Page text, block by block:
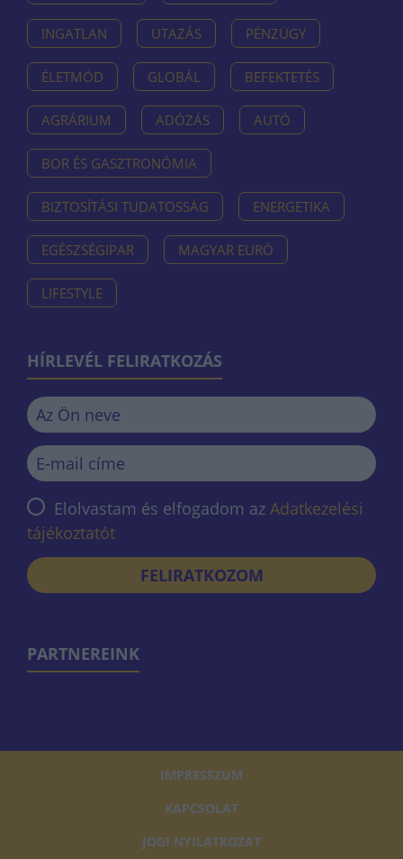
INGATLAN UTAZÁS PÉNZÜGY
ÉLETMÓD GLOBÁL BEFEKTETÉS
AGRÁRIUM ADÓZÁS AUTÓ
BOR ÉS GASZTRONÓMIA
BIZTOSÍTÁSI TUDATOSSÁG ENERGETIKA
EGÉSZSÉGIPAR MAGYAR EURÓ
LIFESTYLE
HÍRLEVÉL FELIRATKOZÁS
Elolvastam és elfogadom az Adatkezelési
tájékoztatót
FELIRATKOZOM
PARTNEREINK
IMPRESSZUM
KAPCSOLAT
JOGI NYILATKOZAT